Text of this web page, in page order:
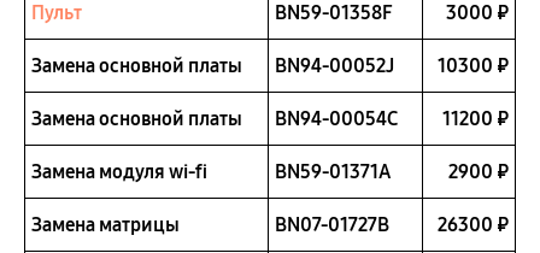
Пульт BN59-01358F 3000 ₽
Замена основной платы BN94-00052J 10300 ₽
Замена основной платы BN94-00054C 11200 ₽
Замена модуля wi-fi BN59-01371A 2900 ₽
Замена матрицы BN07-01727B 26300 ₽